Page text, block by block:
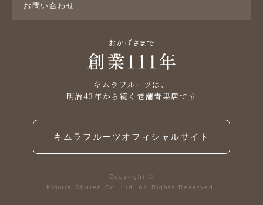
お問い合わせ
キムラフルーツは、
明治43年から続く老舗青果店です
キムラフルーツオフィシャルサイト
Copyright ©
Kimura Shoten Co.,Ltd. All Rights Reserved.